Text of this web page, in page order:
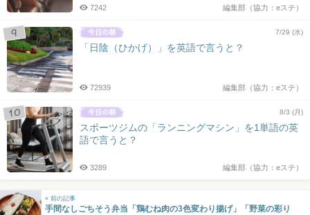
編集部（協力：eステ）
7242
7/29 (水)
「日陰（ひかげ）」を英語で言うと？
編集部（協力：eステ）
72939
8/3 (月)
スポーツジムの「ランニングマシン」を1単語の英
語で言うと？
編集部（協力：eステ）
3289
« 前の記事
手間なしごちそう弁当「鶏むね肉の3色変わり揚げ」「野菜の彩り